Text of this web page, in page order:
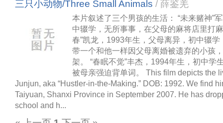
三只小动物/Three Small Animals / 薛鉴羌
本片叙述了三个男孩的生活： “未来赌神”
中辍学，无所事事，在父母的麻将店里打
春”凯龙，1993年生，父母离异，初中辍
带一个和他一样因父母离婚被遗弃的小孩
架。 “春眠不觉”丰杰，1994年生，初中学
被母亲强迫背单词。 This film depicts the
Junjun, aka “Hustler-in-the-Making.” DOB: 1992. We find
Taiyuan, Shanxi Province in September 2007. He has
school and h...